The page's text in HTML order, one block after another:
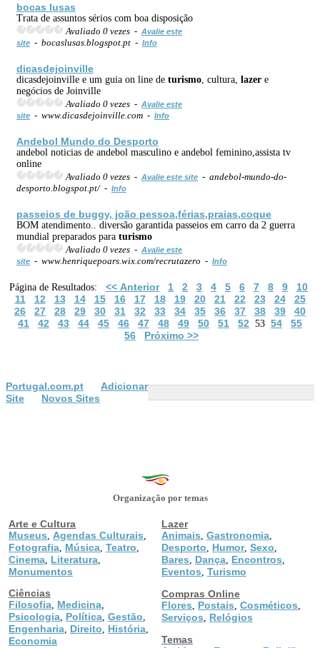
bocas lusas
Trata de assuntos sérios com boa disposição
Avaliado 0 vezes - Avalie este
site - bocaslusas.blogspot.pt - Info
dicasdejoinville
dicasdejoinville e um guia on line de turismo , cultura, lazer e
negócios de Joinville
Avaliado 0 vezes - Avalie este
site - www.dicasdejoinville.com - Info
Andebol Mundo do Desporto
andebol noticias de andebol masculino e andebol feminino,assista tv
online
Avaliado 0 vezes - Avalie este site - andebol-mundo-do-
desporto.blogspot.pt/ - Info
passeios de buggy, joão pessoa,férias,praias,coque
BOM atendimento.. diversão garantida passeios em carro da 2 guerra
mundial preparados para turismo
Avaliado 0 vezes - Avalie este
site - www.henriquepoars.wix.com/recrutazero - Info
Página de Resultados: << Anterior 1 2 3 4 5 6 7 8 9
10
11
12 13 14 15 16 17 18 19 20 21 22 23 24
25
26
27 28 29 30 31 32 33 34 35 36 37 38 39
40
41
42 43 44 45 46 47 48 49 50 51 52 53 54
55
56
Próximo >>
Portugal.com.pt
Adicionar
Site
Novos Sites
Organização por temas
Arte e Cultura
Museus
Agendas Culturais
Fotografia Música Teatro
Cinema Literatura
Monumentos
Ciências
Filosofia Medicina
Psicologia Política Gestão
Engenharia Direito História
Economia
Lazer
Animais Gastronomia
Desporto Humor, Sexo
Bares Dança Encontros
Eventos Turismo
Compras Online
Flores
Postais Cosméticos
Serviços
Relógios
Temas